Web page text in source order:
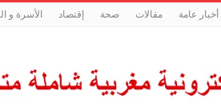
أخبار عامة مقالات صحة إقتصاد الأسرة و